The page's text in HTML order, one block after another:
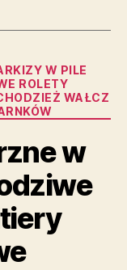
W PILE
ROLETY
WAŁCZ
w